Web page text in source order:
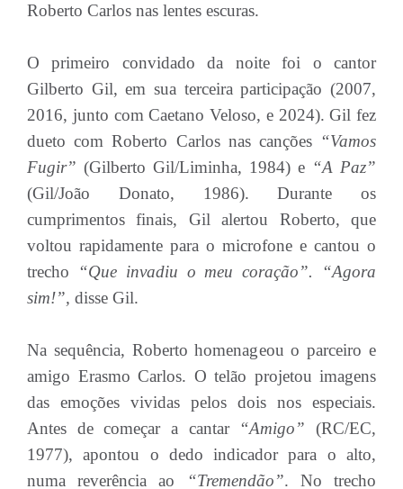
Roberto Carlos nas lentes escuras.
O primeiro convidado da noite foi o cantor
Gilberto Gil, em sua terceira participação (2007,
2016, junto com Caetano Veloso, e 2024). Gil fez
dueto com Roberto Carlos nas canções “Vamos
Fugir” (Gilberto Gil/Liminha, 1984) e “A Paz”
(Gil/João Donato, 1986). Durante os
cumprimentos finais, Gil alertou Roberto, que
voltou rapidamente para o microfone e cantou o
trecho
“Que invadiu o meu coração”. “Agora
sim!”, disse Gil.
Na sequência, Roberto homenageou o parceiro e
amigo Erasmo Carlos. O telão projetou imagens
das emoções vividas pelos dois nos especiais.
Antes de começar a cantar “Amigo”(RC/EC,
1977), apontou o dedo indicador para o alto,
numa reverência ao “Tremendão”. No trecho